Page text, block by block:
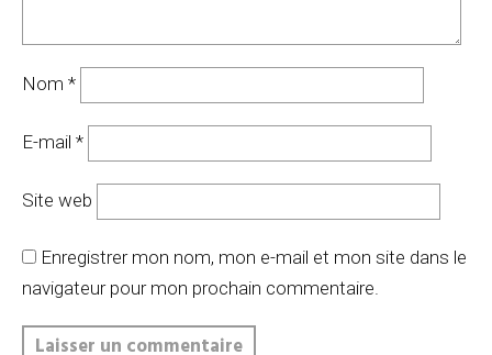
Nom *
E-mail *
Site web
Enregistrer mon nom, mon e-mail et mon site dans le
navigateur pour mon prochain commentaire.